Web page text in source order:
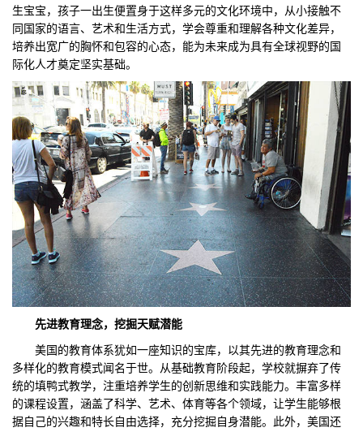
生宝宝，孩子一出生便置身于这样多元的文化环境中，从小接触不
同国家的语言、艺术和生活方式，学会尊重和理解各种文化差异，
培养出宽广的胸怀和包容的心态，能为未来成为具有全球视野的国
际化人才奠定坚实基础。
先进教育理念，挖掘天赋潜能
美国的教育体系犹如一座知识的宝库，以其先进的教育理念和
多样化的教育模式闻名于世。从基础教育阶段起，学校就摒弃了传
统的填鸭式教学，注重培养学生的创新思维和实践能力。丰富多样
的课程设置，涵盖了科学、艺术、体育等各个领域，让学生能够根
据自己的兴趣和特长自由选择，充分挖掘自身潜能。此外，美国还